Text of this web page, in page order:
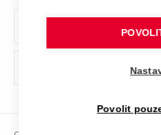
Ochrana osobních údajů
odkaz)
Povolit